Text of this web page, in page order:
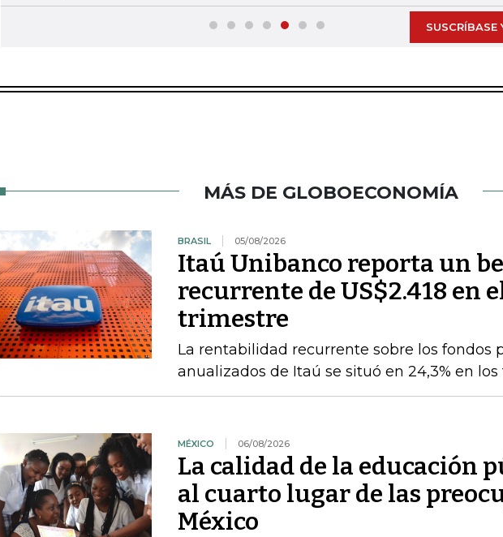
SUSCRÍBASE
MÁS DE GLOBOECONOMÍA
BRASIL 05/08/2026
Itaú Unibanco reporta un
recurrente de US$2.418 en
trimestre
La rentabilidad recurrente sobre los fondos
anualizados de Itaú se situó en 24,3% en
MÉXICO 06/08/2026
La calidad de la educación
al cuarto lugar de las
México